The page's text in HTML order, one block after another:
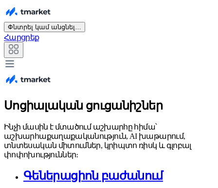
Փնտրել կամ անցնել…
Հարցրեք
Սոցիալական ցուցանիշներ
Ինչի մասին է մտածում աշխարհը հիմա՝
աշխարհաքաղաքականություն, AI խաթարում,
տնտեսական միտումներ, կրիպտո ռիսկ և գլոբալ
փոփոխություններ։
Գեներացիոն բաժանում